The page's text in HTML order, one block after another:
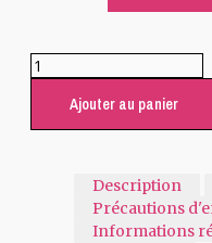
Ajouter au panier
Description
Précautions
Informations